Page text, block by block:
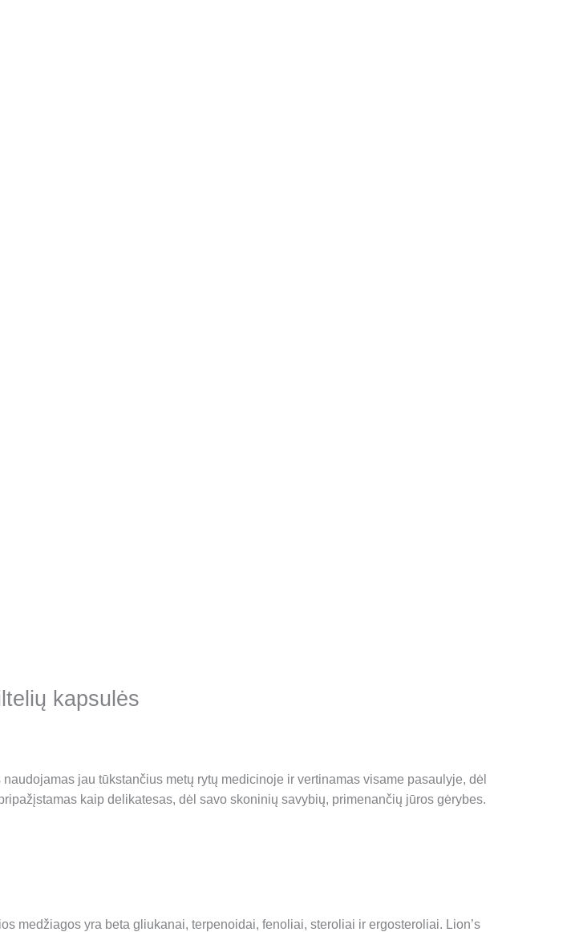
kapsulės
jau tūkstančius metų rytų medicinoje ir vertinamas visame pasaulyje, dėl
kaip delikatesas, dėl savo skoninių savybių, primenančių jūros gėrybes.
medžiagos yra beta gliukanai, terpenoidai, fenoliai, steroliai ir ergosteroliai. Lion’s